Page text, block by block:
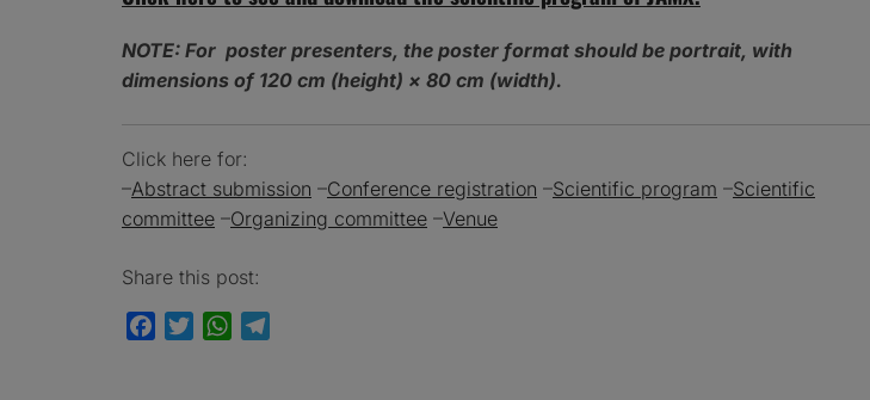
NOTE: For poster presenters, the poster format should be portrait, with
dimensions of 120 cm (height) × 80 cm (width).
Click here for:
–Abstract submission –Conference registration –Scientific program –Scientific
committee –Organizing committee –Venue
Share this post:
FacebookTwitterWhatsApp